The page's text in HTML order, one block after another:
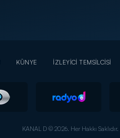
KÜNYE İZLEYİCİ TEMSİLCİSİ
KANAL D © 2026. Her Hakkı Saklıdır.